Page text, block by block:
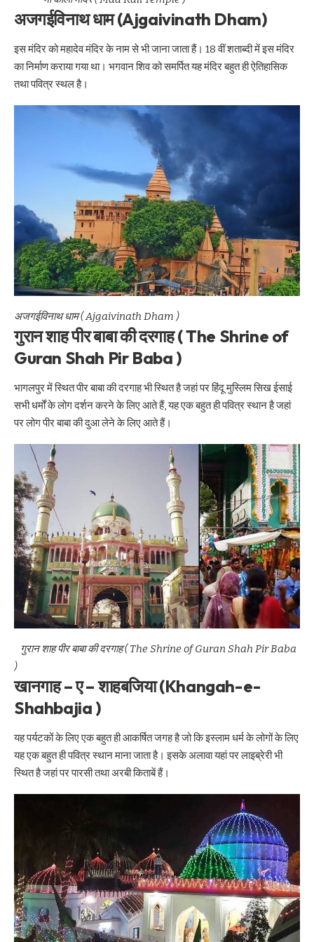
अजगईविनाथ धाम (Ajgaivinath Dham)
इस मंदिर को महादेव मंदिर के नाम से भी जाना जाता हैं। 18 वीं शताब्दी में इस मंदिर
का निर्माण कराया गया था। भगवान शिव को समर्पित यह मंदिर बहुत ही ऐतिहासिक
तथा पवित्र स्थल है।
अजगईविनाथ धाम ( Ajgaivinath Dham )
गुरान शाह पीर बाबा की दरगाह ( The Shrine of
Guran Shah Pir Baba )
भागलपुर में स्थित पीर बाबा की दरगाह भी स्थित है जहां पर हिंदू मुस्लिम सिख ईसाई
सभी धर्मों के लोग दर्शन करने के लिए आते हैं, यह एक बहुत ही पवित्र स्थान है जहां
पर लोग पीर बाबा की दुआ लेने के लिए आते हैं।
गुरान शाह पीर बाबा की दरगाह ( The Shrine of Guran Shah Pir Baba
)
खानगाह – ए – शाहबजिया (Khangah-e-
Shahbajia )
यह पर्यटकों के लिए एक बहुत ही आकर्षित जगह है जो कि इस्लाम धर्म के लोगों के लिए
यह एक बहुत ही पवित्र स्थान माना जाता है। इसके अलावा यहां पर लाइब्रेरी भी
स्थित है जहां पर पारसी तथा अरबी किताबें हैं।